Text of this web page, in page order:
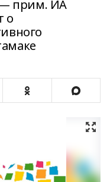
— прим. ИА
о